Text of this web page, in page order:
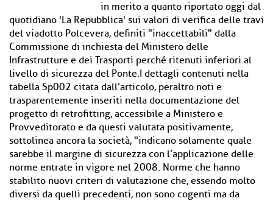
in merito a quanto riportato oggi dal
quotidiano 'La Repubblica' sui valori di verifica delle travi
del viadotto Polcevera, definiti "inaccettabili" dalla
Commissione di inchiesta del Ministero delle
Infrastrutture e dei Trasporti perché ritenuti inferiori al
livello di sicurezza del Ponte.I dettagli contenuti nella
tabella Sp002 citata dall’articolo, peraltro noti e
trasparentemente inseriti nella documentazione del
progetto di retrofitting, accessibile a Ministero e
Provveditorato e da questi valutata positivamente,
sottolinea ancora la società, "indicano solamente quale
sarebbe il margine di sicurezza con l’applicazione delle
norme entrate in vigore nel 2008. Norme che hanno
stabilito nuovi criteri di valutazione che, essendo molto
diversi da quelli precedenti, non sono cogenti ma da